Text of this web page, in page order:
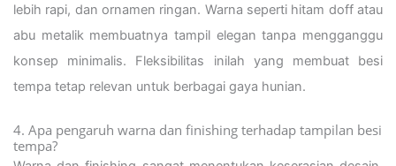
lebih rapi, dan ornamen ringan. Warna seperti hitam doff atau
abu metalik membuatnya tampil elegan tanpa mengganggu
konsep minimalis. Fleksibilitas inilah yang membuat besi
tempa tetap relevan untuk berbagai gaya hunian.
4. Apa pengaruh warna dan finishing terhadap tampilan besi
tempa?